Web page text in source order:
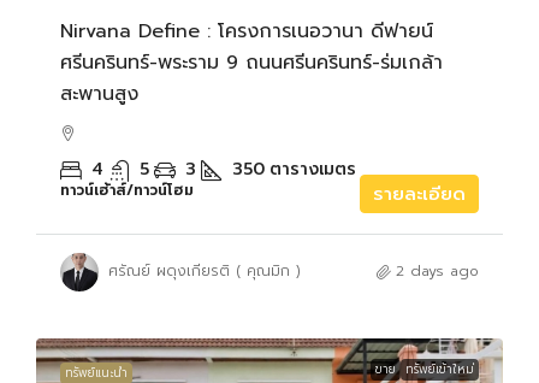
Nirvana Define : โครงการเนอวานา ดีฟายน์
ศรีนครินทร์-พระราม 9 ถนนศรีนครินทร์-ร่มเกล้า
สะพานสูง
4 5 3 350 ตารางเมตร
ทาวน์เฮ้าส์/ทาวน์โฮม รายละเอียด
ศรัณย์ ผดุงเกียรติ ( คุณมิก ) 2 days ago
ทรัพย์แนะนำ ขาย ทรัพย์เข้าใหม่